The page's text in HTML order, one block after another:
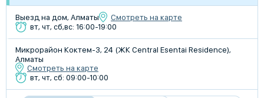
Выезд на дом, Алматы
Смотреть на карте
вт, чт, сб,вс: 16:00-19:00
Микрорайон Коктем-3, 24 (​ЖК Central Esentai Residence),
Алматы
Смотреть на карте
вт, чт, сб: 09:00-10:00